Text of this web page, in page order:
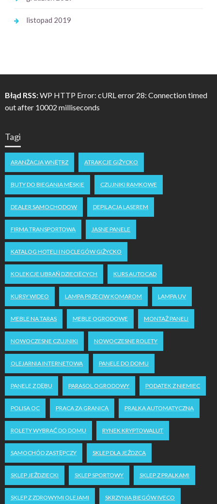
listopad 2019
Błąd RSS:WP HTTP Error: cURL error 28: Connection timed
out after 10002 milliseconds
Tagi
ARANŻACJA WNĘTRZ ATRAKCJE GIŻYCKO
BUTY DO BIEGANIA MĘSKIE CZUJNIKI RAMKOWE
DEALER SAMOCHODOW DEPILACJA LASEREM
FIRMA TRANSPORTOWA JASNE PANELE
KATALOG HOTELI I NOCLEGÓW GIŻYCKO
KOLEKCJE UBRAŃ DZIECIĘCYCH KURS AUTOCAD
KURSY WIDEO LAMPA PRZECIW KOMAROM LAMPA UV
MEBLE NA TARAS MEBLE OGRODOWE MONTAŻ PANELI
NOWOCZESNE CZUJNIKI NOWOCZESNE ROLETY
OLEJARNIA INTERNETOWA PANELE DO DOMU
PANELE Z DĘBU PARASOL OGRODOWY PODATEK Z NIEMIEC
POLISA OC PRACA ZA GRANICĄ PRALKA AUTOMATYCZNA
ROLETY WYBRAĆ DO DOMU RYNEK KRYPTOWALUT
SAMOCHÓD ZASTĘPCZY SKLEP DLA JEŹDZCA
SKLEP JEŹDZIECKI SKLEP SPORTOWY SKLEP Z PRALKAMI
SKLEP Z ZDROWYMI OLEJAMI SKRZYNIA BIEGÓW IVECO